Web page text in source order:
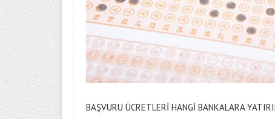
BAŞVURU ÜCRETLERİ HANGİ BANKALARA